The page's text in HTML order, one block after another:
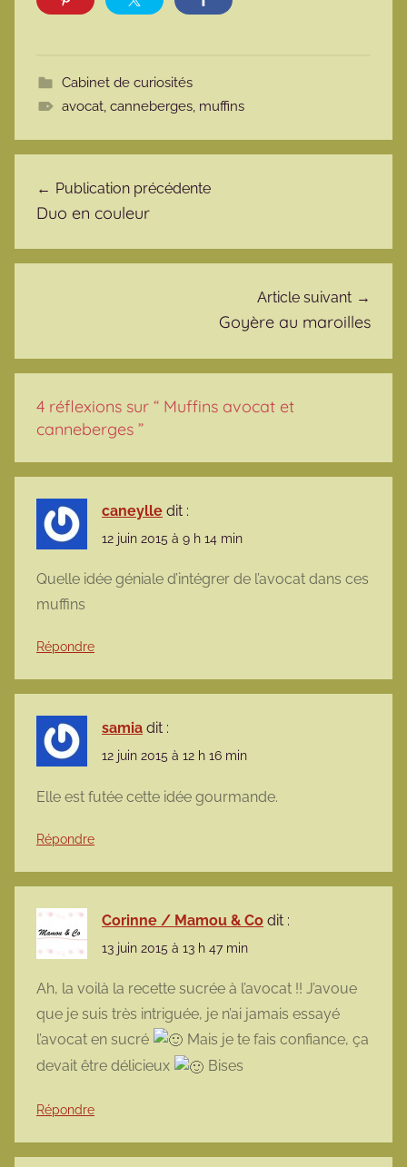
Cabinet de curiosités
avocat, canneberges, muffins
Publication précédente
Duo en couleur
Article suivant
Goyère au maroilles
4 réflexions sur “ Muffins avocat et
canneberges ”
caneylle dit :
12 juin 2015 à 9 h 14 min
Quelle idée géniale d’intégrer de l’avocat dans ces
muffins
Répondre
samia dit :
12 juin 2015 à 12 h 16 min
Elle est futée cette idée gourmande.
Répondre
Corinne / Mamou & Co dit :
13 juin 2015 à 13 h 47 min
Ah, la voilà la recette sucrée à l’avocat !! J’avoue
que je suis très intriguée, je n’ai jamais essayé
l’avocat en sucré
Mais je te fais confiance, ça
devait être délicieux
Bises
Répondre